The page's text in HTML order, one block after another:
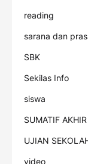
reading
sarana dan
SBK
Sekilas Info
siswa
SUMATIF
UJIAN
video